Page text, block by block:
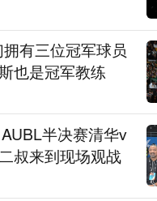
有三位冠军球员
也是冠军教练
半决赛清华v
叔来到现场观战